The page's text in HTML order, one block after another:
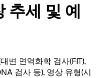
추세 및 예
변 면역화학 검사(FIT),
검사 등), 영상 유형(시